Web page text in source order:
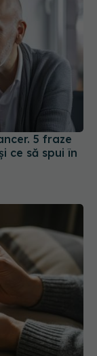
5 fraze
ce să spui în